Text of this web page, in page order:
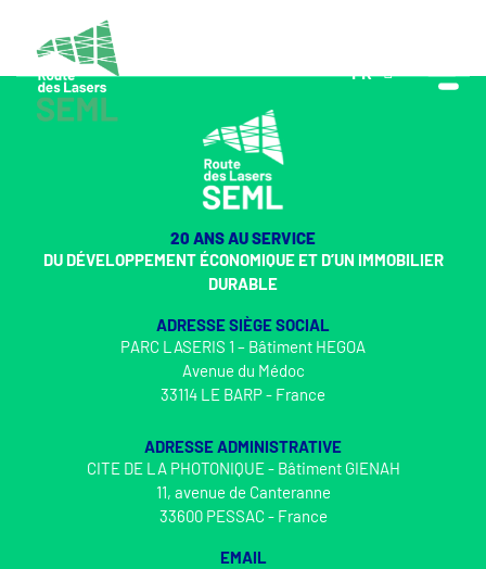
FR
EN
20 ANS AU SERVICE
DU DÉVELOPPEMENT ÉCONOMIQUE ET D’UN IMMOBILIER
DURABLE
ADRESSE SIÈGE SOCIAL
PARC LASERIS 1 – Bâtiment HEGOA
Avenue du Médoc
33114 LE BARP - France
ADRESSE ADMINISTRATIVE
CITE DE LA PHOTONIQUE - Bâtiment GIENAH
11, avenue de Canteranne
33600 PESSAC - France
EMAIL